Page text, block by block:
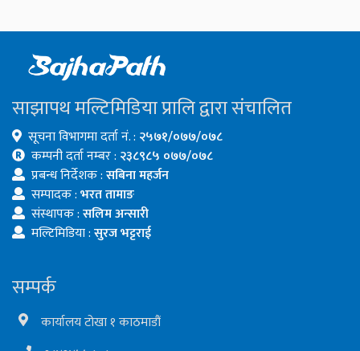
साझापथ मल्टिमिडिया प्रालि द्वारा संचालित
सूचना विभागमा दर्ता नं. : २५७१/०७७/०७८
कम्पनी दर्ता नम्बर : २३८९८५ ०७७/०७८
प्रबन्ध निर्देशक :सबिना महर्जन
सम्पादक :भरत तामाङ
संस्थापक :सलिम अन्सारी
मल्टिमिडिया :सुरज भट्टराई
सम्पर्क
कार्यालय टोखा १ काठमाडौं